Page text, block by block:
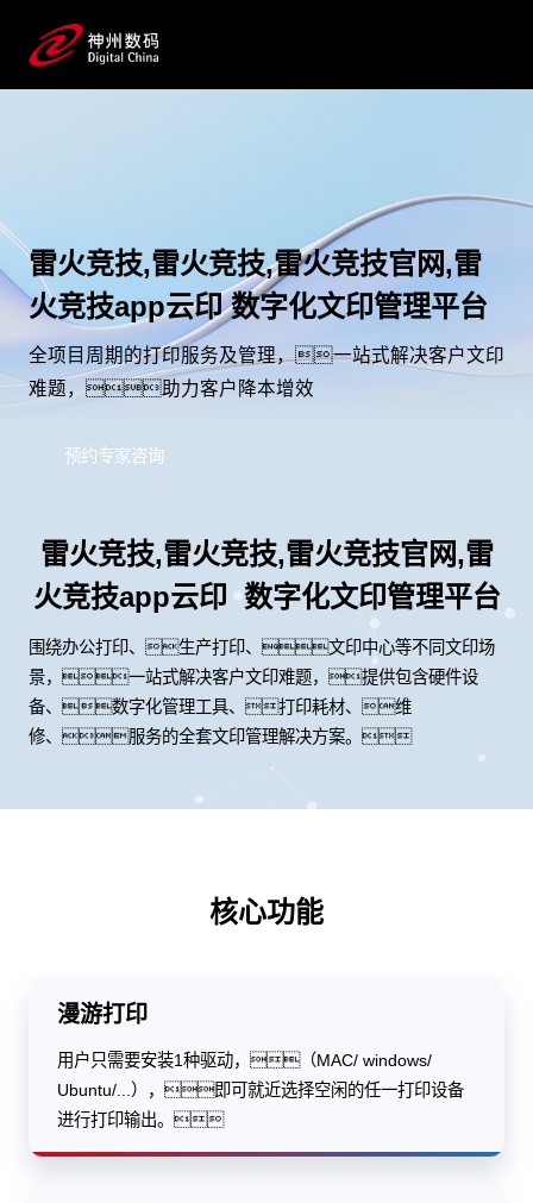
雷火竞技,雷火竞技,雷火竞技官网,雷
火竞技app云印 数字化文印管理平台
全项目周期的打印服务及管理，一站式解决客户文印
难题，助力客户降本增效
预约专家咨询
雷火竞技,雷火竞技,雷火竞技官网,雷
火竞技app云印 数字化文印管理平台
围绕办公打印、生产打印、文印中心等不同文印场
景，一站式解决客户文印难题，提供包含硬件设
备、数字化管理工具、打印耗材、维
修、服务的全套文印管理解决方案。
核心功能
漫游打印
用户只需要安装1种驱动，（MAC/ windows/
Ubuntu/...），即可就近选择空闲的任一打印设备
进行打印输出。